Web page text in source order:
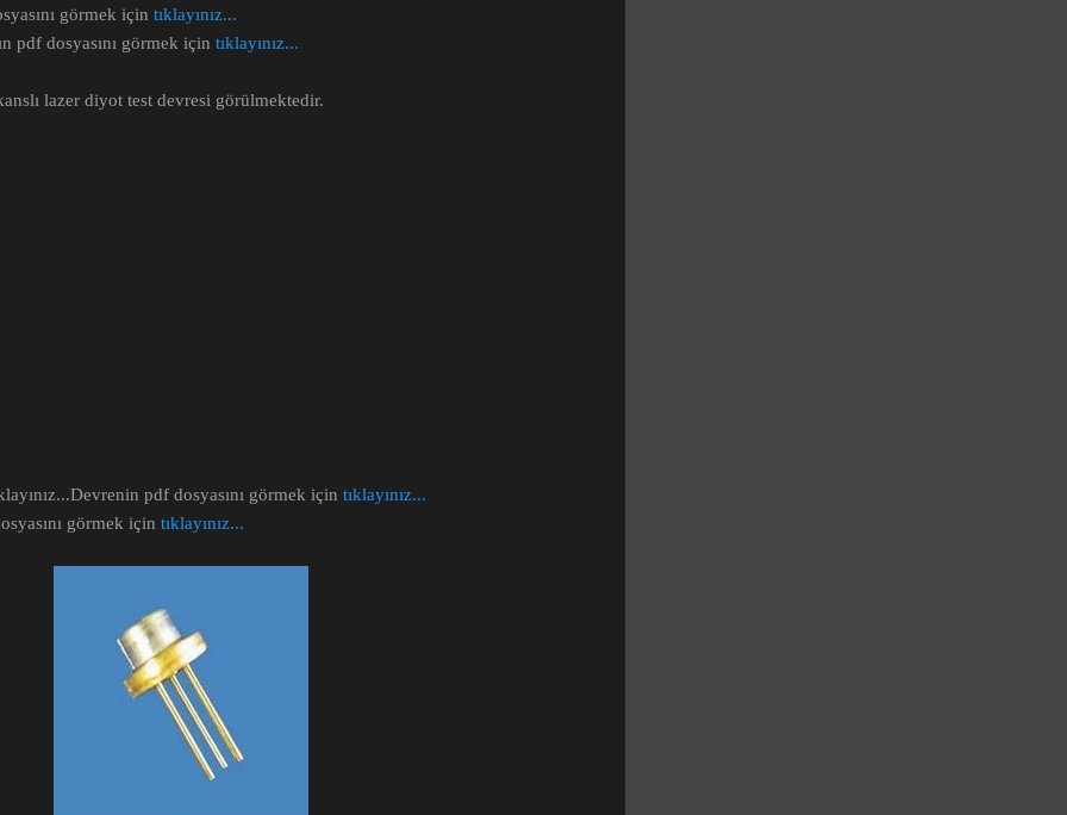
görmek için tıklayınız...
pdf dosyasını görmek için tıklayınız...
lazer diyot test devresi görülmektedir.
Devrenin pdf dosyasını görmek için tıklayınız...
görmek için tıklayınız...